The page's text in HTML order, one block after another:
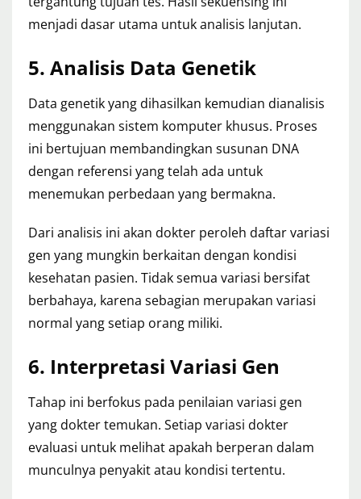
menjadi dasar utama untuk analisis lanjutan.
5. Analisis Data Genetik
Data genetik yang dihasilkan kemudian dianalisis
menggunakan sistem komputer khusus. Proses
ini bertujuan membandingkan susunan DNA
dengan referensi yang telah ada untuk
menemukan perbedaan yang bermakna.
Dari analisis ini akan dokter peroleh daftar variasi
gen yang mungkin berkaitan dengan kondisi
kesehatan pasien. Tidak semua variasi bersifat
berbahaya, karena sebagian merupakan variasi
normal yang setiap orang miliki.
6. Interpretasi Variasi Gen
Tahap ini berfokus pada penilaian variasi gen
yang dokter temukan. Setiap variasi dokter
evaluasi untuk melihat apakah berperan dalam
munculnya penyakit atau kondisi tertentu.